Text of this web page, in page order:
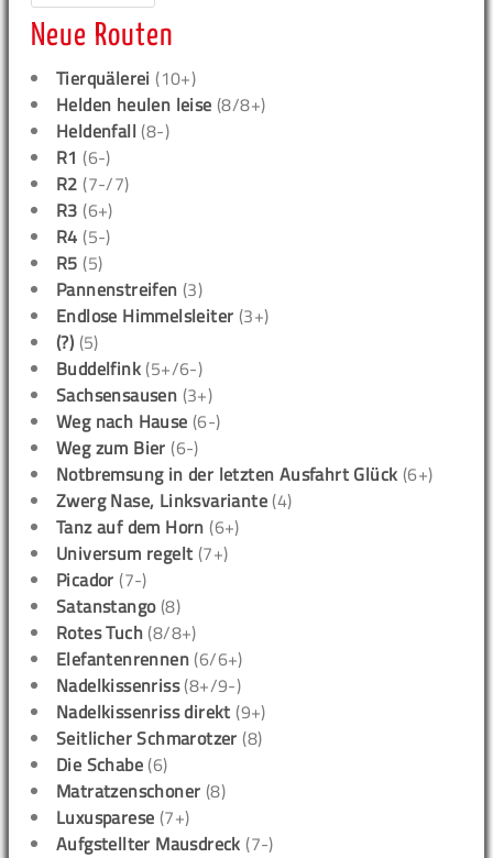
Neue Routen
Tierquälerei (10+)
Helden heulen leise (8/8+)
Heldenfall (8-)
R1 (6-)
R2 (7-/7)
R3 (6+)
R4 (5-)
R5 (5)
Pannenstreifen (3)
Endlose Himmelsleiter (3+)
(?) (5)
Buddelfink (5+/6-)
Sachsensausen (3+)
Weg nach Hause (6-)
Weg zum Bier (6-)
Notbremsung in der letzten Ausfahrt Glück (6+)
Zwerg Nase, Linksvariante (4)
Tanz auf dem Horn (6+)
Universum regelt (7+)
Picador (7-)
Satanstango(8)
Rotes Tuch (8/8+)
Elefantenrennen (6/6+)
Nadelkissenriss(8+/9-)
Nadelkissenriss direkt (9+)
Seitlicher Schmarotzer (8)
Die Schabe (6)
Matratzenschoner (8)
Luxusparese (7+)
Aufgstellter Mausdreck (7-)